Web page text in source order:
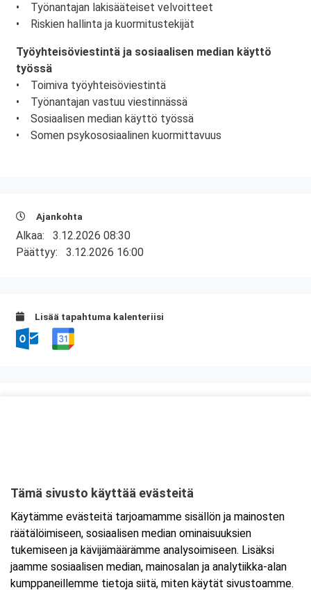
• Työnantajan lakisääteiset velvoitteet
• Riskien hallinta ja kuormitustekijät
Työyhteisöviestintä ja sosiaalisen median käyttö
työssä
• Toimiva työyhteisöviestintä
• Työnantajan vastuu viestinnässä
• Sosiaalisen median käyttö työssä
• Somen psykososiaalinen kuormittavuus
Ajankohta
Alkaa: 3.12.2026 08:30
Päättyy: 3.12.2026 16:00
Lisää tapahtuma kalenteriisi
Tarkempi kartta ja ajo-ohjeet
Tämä sivusto käyttää evästeitä
Käytämme evästeitä tarjoamamme sisällön ja mainosten
räätälöimiseen, sosiaalisen median ominaisuuksien
tukemiseen ja kävijämäärämme analysoimiseen. Lisäksi
jaamme sosiaalisen median, mainosalan ja analytiikka-alan
kumppaneillemme tietoja siitä, miten käytät sivustoamme.